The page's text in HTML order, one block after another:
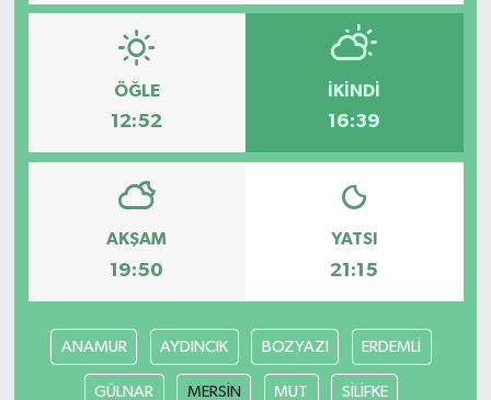
ÖĞLE
12:52
İKINDI
16:39
AKŞAM
19:50
YATSI
21:15
ANAMUR AYDINCIK BOZYAZI ERDEMLİ
GÜLNAR MERSİN MUT SİLİFKE